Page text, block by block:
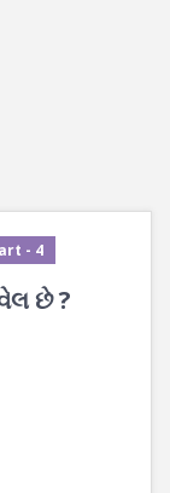
- 4
છે ?